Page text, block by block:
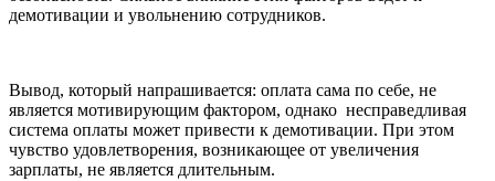
демотивации и увольнению сотрудников.
Вывод, который напрашивается: оплата сама по себе, не
является мотивирующим фактором, однако несправедливая
система оплаты может привести к демотивации. При этом
чувство удовлетворения, возникающее от увеличения
зарплаты, не является длительным.